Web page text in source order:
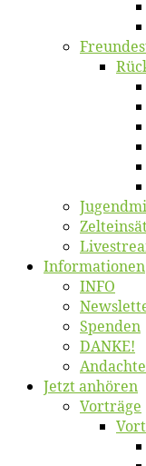
Informatio­nen
INFO
Spen­den
DANKE!
Jetzt an­hö­ren
Vor­trä­ge